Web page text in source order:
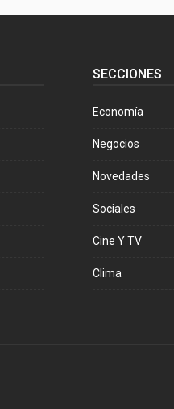
SECCIONES
Economía
Negocios
Novedades
Sociales
Cine Y TV
Clima